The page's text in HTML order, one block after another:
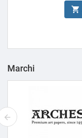

Marchi